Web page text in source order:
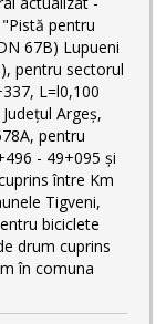
pentru
67B) Lupueni
pentru sectorul
L=l0,100
Argeş,
pentru
- 49+095 și
între Km
Tigveni,
biciclete
drum cuprins
în comuna